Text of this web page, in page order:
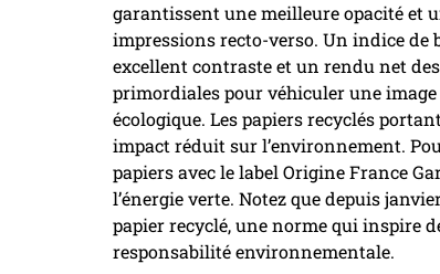
garantissent une meilleure opacité et
impressions recto-verso. Un indice de
excellent contraste et un rendu net
primordiales pour véhiculer une
écologique. Les papiers recyclés
impact réduit sur l’environnement.
papiers avec le label Origine France
l’énergie verte. Notez que depuis
papier recyclé, une norme qui inspire
responsabilité environnementale.